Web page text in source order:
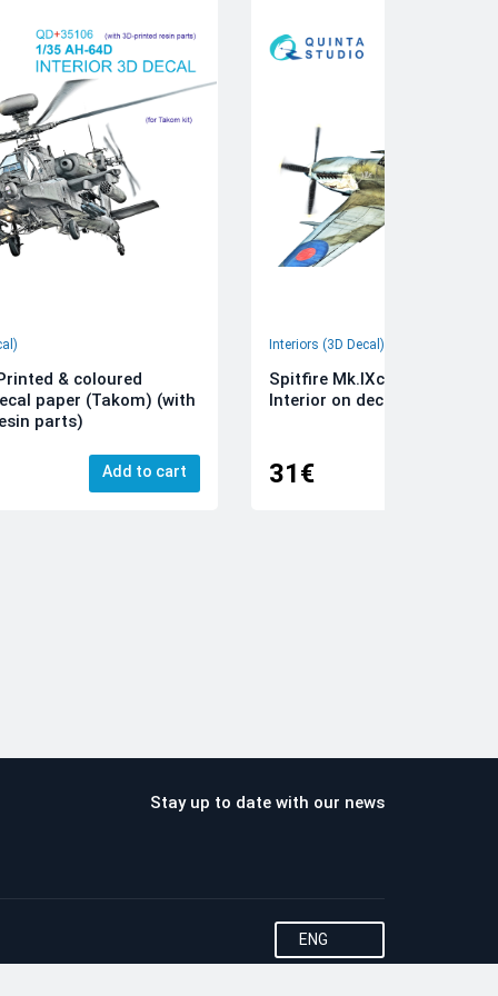
& coloured
paper (Takom) (with
parts)
Add to cart
Interiors (3D Decal)
Spitfire Mk.IXc 3D-Printed &
Interior on decal paper
31€
Stay up to date with our news
ENG